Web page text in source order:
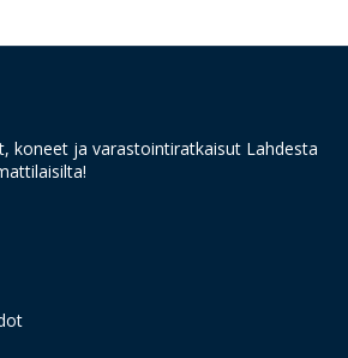
koneet ja varastointiratkaisut Lahdesta